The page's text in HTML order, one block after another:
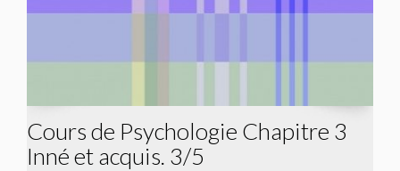
Cours de Psychologie Chapitre 3
Inné et acquis. 3/5